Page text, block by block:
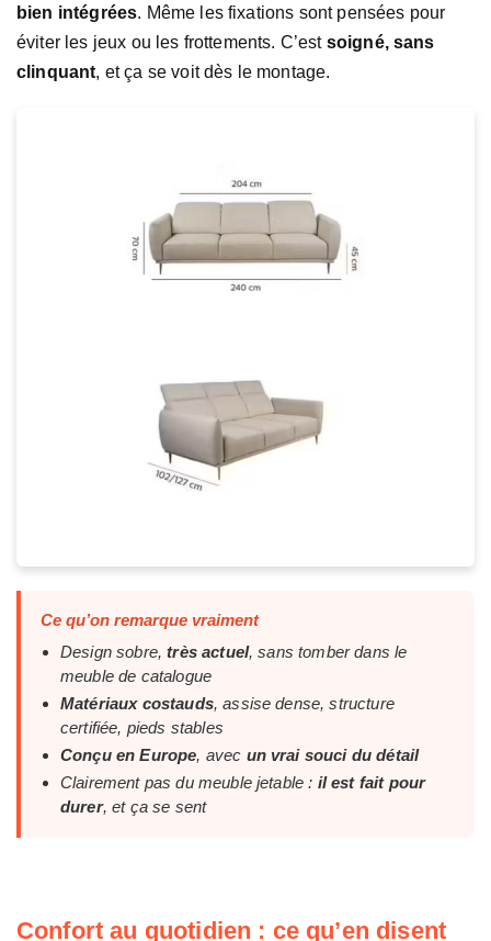
bien intégrées. Même les fixations sont pensées pour
éviter les jeux ou les frottements. C’est soigné, sans
clinquant, et ça se voit dès le montage.
Ce qu’on remarque vraiment
Design sobre,très actuel, sans tomber dans le
meuble de catalogue
Matériaux costauds, assise dense, structure
certifiée, pieds stables
Conçu en Europe, avec un vrai souci du détail
Clairement pas du meuble jetable : il est fait pour
durer, et ça se sent
Confort au quotidien : ce qu’en disent